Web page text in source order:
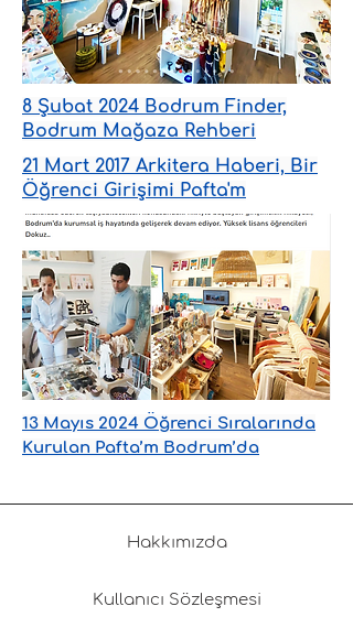
8 Şubat 2024 Bodrum Finder,
Bodrum Mağaza Rehberi
21 Mart 2017 Arkitera Haberi, Bir
Öğrenci Girişimi Pafta'm
13 Mayıs 2024 Öğrenci Sıralarında
Kurulan Pafta’m Bodrum’da
Hakkımızda
Kullanıcı Sözleşmesi